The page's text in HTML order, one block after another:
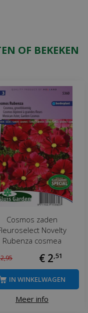
OF BEKEKEN
Cosmos zaden
Novelty
Rubenza cosmea
2,95 € 2,51
Meer info
IN WINKELWAGEN